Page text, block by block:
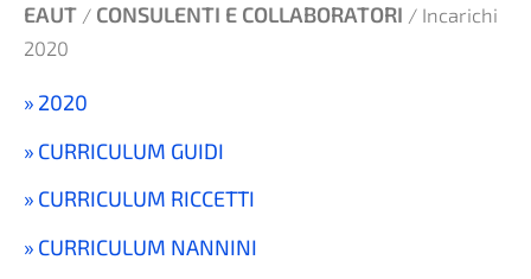
EAUT / CONSULENTI E COLLABORATORI / Incarichi
2020
2020
CURRICULUM GUIDI
CURRICULUM RICCETTI
CURRICULUM NANNINI